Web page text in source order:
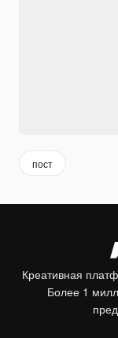
пост
Креативная
Более 1